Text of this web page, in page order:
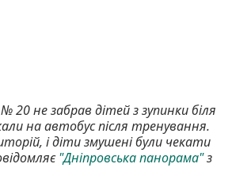
20 не забрав дітей з зупинки біля
на автобус після тренування.
і діти змушені були чекати
"Дніпровська панорама"з